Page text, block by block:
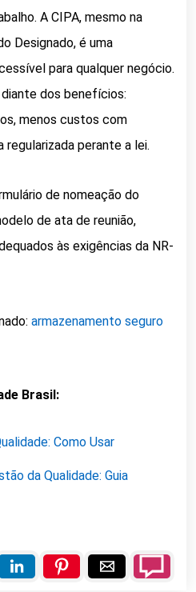
A CIPA, mesmo na
Designado, é uma
para qualquer negócio.
dos benefícios:
menos custos com
perante a lei.
de nomeação do
de ata de reunião,
às exigências da NR-
armazenamento seguro
Brasil:
Como Usar
da Qualidade: Guia